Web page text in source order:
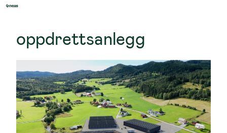
oppdrettsanlegg